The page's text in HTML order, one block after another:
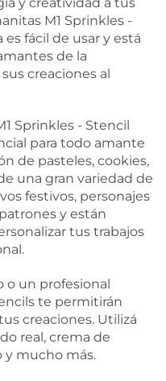
M1 Sprinkles -
es fácil de usar y está
de la
creaciones al
Sprinkles - Stencil
para todo amante
de pasteles, cookies,
una gran variedad de
festivos, personajes
y están
tus trabajos
o un profesional
te permitirán
creaciones. Utilizá
real, crema de
y mucho más.